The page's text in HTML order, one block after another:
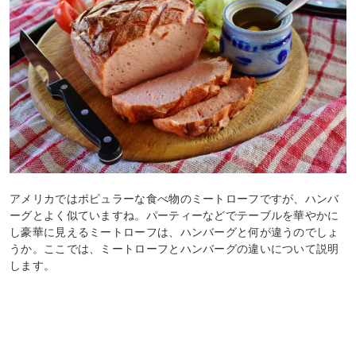
アメリカではポピュラーな食べ物のミートローフですが、ハンバ
ーグとよく似ていますね。パーティーなどでテーブルを華やかに
し豪華に見えるミートローフは、ハンバーグと何が違うのでしょ
うか。ここでは、ミートローフとハンバーグの違いについて説明
します。